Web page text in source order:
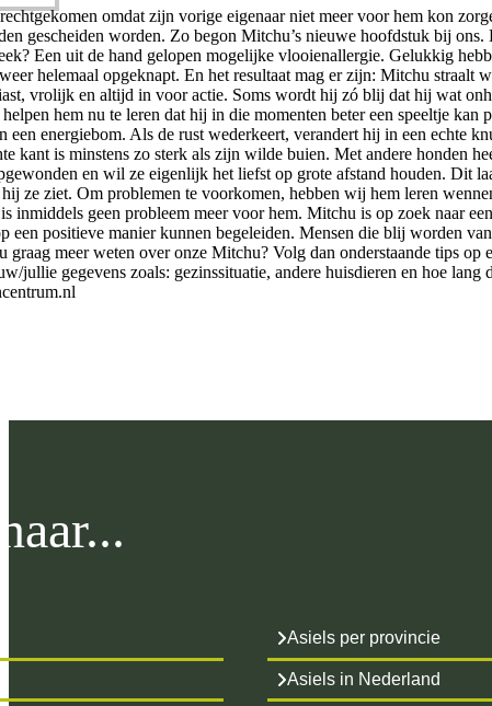
omdat zijn vorige eigenaar niet meer voor hem kon
gescheiden worden. Zo begon Mitchu’s nieuwe hoofdstuk bij
Een uit de hand gelopen mogelijke vlooienallergie. Gelukkig
helemaal opgeknapt. En het resultaat mag er zijn: Mitchu straalt
vrolijk en altijd in voor actie. Soms wordt hij zó blij dat hij wat
hem nu te leren dat hij in die momenten beter een speeltje
een energiebom. Als de rust wederkeert, verandert hij in een echte
kant is minstens zo sterk als zijn wilde buien. Met andere honden
en wil ze eigenlijk het liefst op grote afstand houden. Dit
ze ziet. Om problemen te voorkomen, hebben wij hem leren
inmiddels geen probleem meer voor hem. Mitchu is op zoek naar
een positieve manier kunnen begeleiden. Mensen die blij worden
graag meer weten over onze Mitchu? Volg dan onderstaande tips
jullie gegevens zoals: gezinssituatie, andere huisdieren en hoe
Asiels per provincie
Asiels in Nederland